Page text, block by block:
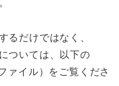
るだけではなく、
ついては、以下の
ァイル）をご覧くださ